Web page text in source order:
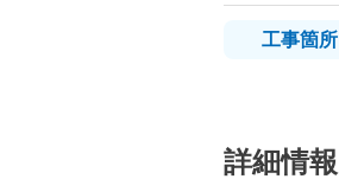
工事箇所
詳細情報